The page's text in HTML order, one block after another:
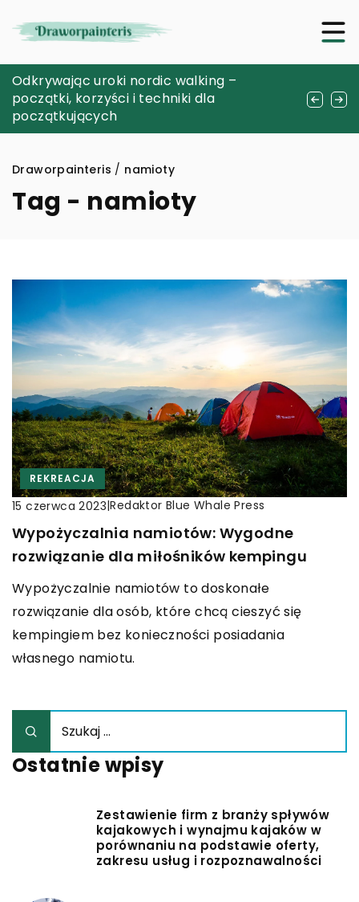
Jak optymalizować proces produkcji mebli
kuchennych za pomocą programu do
projektowania
Odkrywając uroki nordic walking –
początki, korzyści i techniki dla
początkujących
Czy iPhone 14 Plus jest najlepszym
wyborem dla profesjonalnych fotografów?
Draworpainteris / namioty
Tag - namioty
REKREACJA
15 czerwca 2023|Redaktor Blue Whale Press
Wypożyczalnia namiotów: Wygodne
rozwiązanie dla miłośników kempingu
Wypożyczalnie namiotów to doskonałe
rozwiązanie dla osób, które chcą cieszyć się
kempingiem bez konieczności posiadania
własnego namiotu.
Ostatnie wpisy
Zestawienie firm z branży spływów
kajakowych i wynajmu kajaków w
porównaniu na podstawie oferty,
zakresu usług i rozpoznawalności